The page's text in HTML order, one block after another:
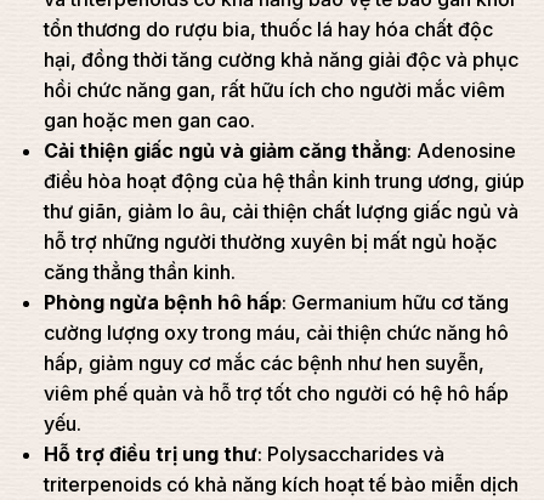
tổn thương do rượu bia, thuốc lá hay hóa chất độc
hại, đồng thời tăng cường khả năng giải độc và phục
hồi chức năng gan, rất hữu ích cho người mắc viêm
gan hoặc men gan cao.
Cải thiện giấc ngủ và giảm căng thẳng: Adenosine
điều hòa hoạt động của hệ thần kinh trung ương, giúp
thư giãn, giảm lo âu, cải thiện chất lượng giấc ngủ và
hỗ trợ những người thường xuyên bị mất ngủ hoặc
căng thẳng thần kinh.
Phòng ngừa bệnh hô hấp: Germanium hữu cơ tăng
cường lượng oxy trong máu, cải thiện chức năng hô
hấp, giảm nguy cơ mắc các bệnh như hen suyễn,
viêm phế quản và hỗ trợ tốt cho người có hệ hô hấp
yếu.
Hỗ trợ điều trị ung thư: Polysaccharides và
triterpenoids có khả năng kích hoạt tế bào miễn dịch